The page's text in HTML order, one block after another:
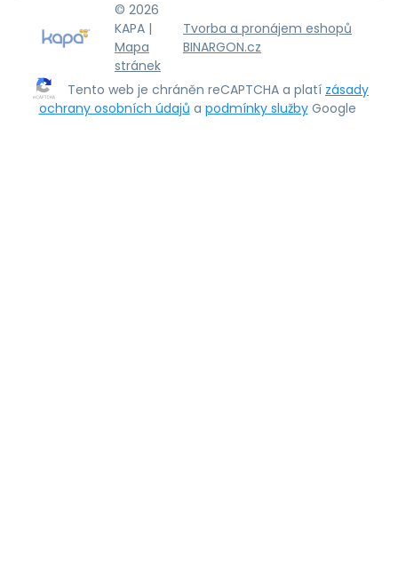
© 2026
KAPA |
Mapa
stránek
Tvorba a pronájem eshopů
BINARGON.cz
Tento web je chráněn reCAPTCHA a platí zásady
ochrany osobních údajů a podmínky služby Google